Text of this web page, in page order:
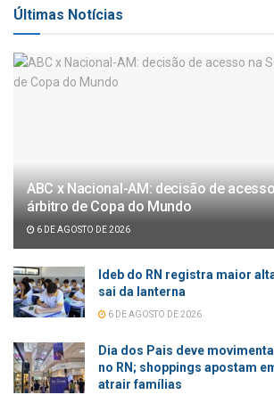
Últimas Notícias
ABC x Nacional-AM: decisão de
árbitro de Copa do Mundo
6 DE AGOSTO DE 2026
Ideb do RN registra maior
sai da lanterna
6 DE AGOSTO DE 2026
Dia dos Pais deve
no RN; shoppings apostam
atrair famílias